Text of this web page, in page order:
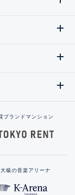
ブランドマンション
級の音楽アリーナ